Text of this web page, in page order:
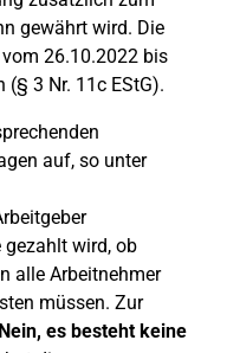
gewährt wird. Die
26.10.2022 bis
3 Nr. 11c EStG).
auf, so unter
wird, ob
alle Arbeitnehmer
müssen. Zur
Nein, es besteht keine